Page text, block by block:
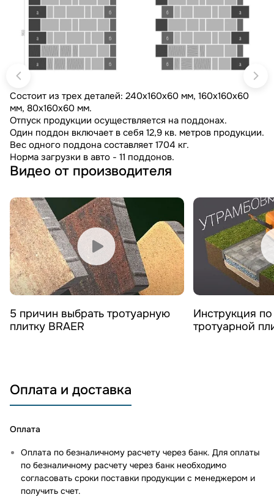
Состоит из трех деталей: 240х160х60 мм, 160х160х60
мм, 80х160х60 мм.
Отпуск продукции осуществляется на поддонах.
Один поддон включает в себя 12,9 кв. метров продукции.
Вес одного поддона составляет 1704 кг.
Норма загрузки в авто - 11 поддонов.
Видео от производителя
Смотреть видео
5 причин выбрать тротуарную
плитку BRAER
Смотреть
Инструкция
тротуарной
Оплата и доставка
Оплата
Оплата по безналичному расчету через банк. Для оплаты
по безналичному расчету через банк необходимо
согласовать сроки поставки продукции с менеджером и
получить счет.